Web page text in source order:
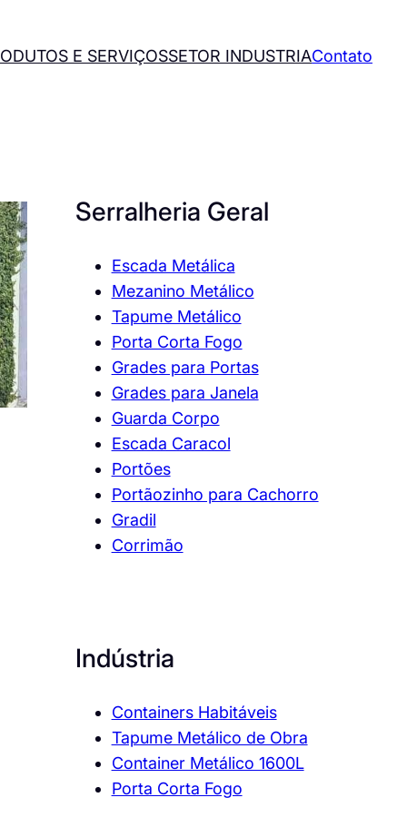
E SERVIÇOSSETOR INDUSTRIAContato
Serralheria Geral
Escada Metálica
Mezanino Metálico
Tapume Metálico
Porta Corta Fogo
Grades para Portas
Grades para Janela
Guarda Corpo
Escada Caracol
Portões
Portãozinho para Cachorro
Gradil
Corrimão
Indústria
Containers Habitáveis
Tapume Metálico de Obra
Container Metálico 1600L
Porta Corta Fogo